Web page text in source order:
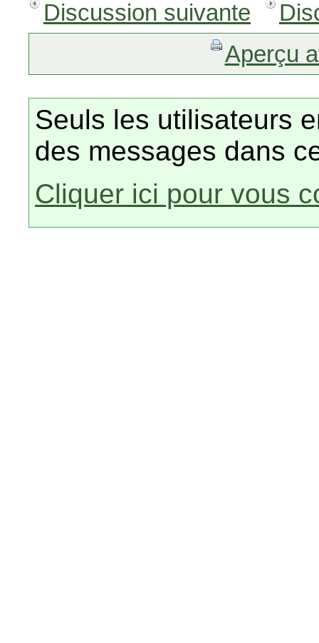
Discussion suivante
Aperçu
Seuls les utilisateurs
des messages dans
Cliquer ici pour vous